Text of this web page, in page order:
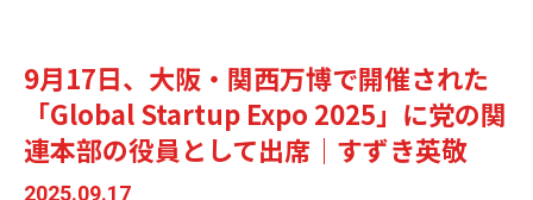
9月17日、大阪・関西万博で開催された
「Global Startup Expo 2025」に党の関
連本部の役員として出席｜すずき英敬
2025.09.17